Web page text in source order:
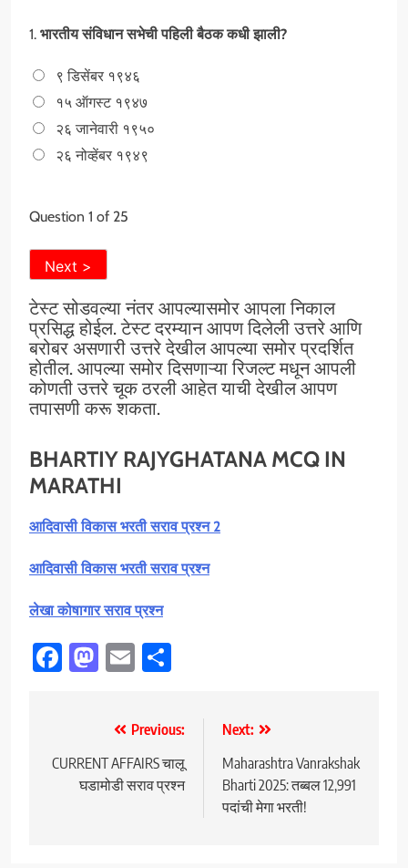
1. भारतीय संविधान सभेची पहिली बैठक कधी झाली?
९ डिसेंबर १९४६
१५ ऑगस्ट १९४७
२६ जानेवारी १९५०
२६ नोव्हेंबर १९४९
Question 1 of 25
टेस्ट सोडवल्या नंतर आपल्यासमोर आपला निकाल
प्रसिद्ध होईल. टेस्ट दरम्यान आपण दिलेली उत्तरे आणि
बरोबर असणारी उत्तरे देखील आपल्या समोर प्रदर्शित
होतील. आपल्या समोर दिसणाऱ्या रिजल्ट मधून आपली
कोणती उत्तरे चूक ठरली आहेत याची देखील आपण
तपासणी करू शकता.
BHARTIY RAJYGHATANA MCQ IN
MARATHI
आदिवासी विकास भरती सराव प्रश्न 2
आदिवासी विकास भरती सराव प्रश्न
लेखा कोषागार सराव प्रश्न
Facebook
Mastodon
Email
navigation
Previous:
CURRENT AFFAIRS चालू
घडामोडी सराव प्रश्न
Next:
Maharashtra Vanrakshak
Bharti 2025: तब्बल 12,991
पदांची मेगा भरती!